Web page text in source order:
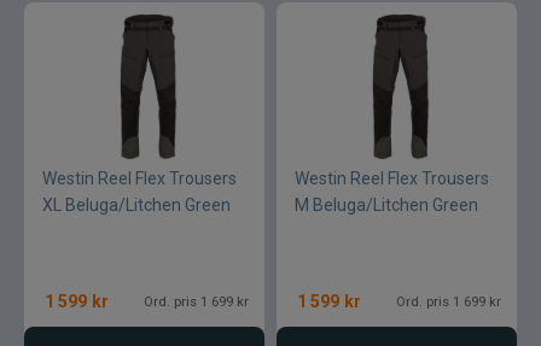
Westin Reel Flex Trousers
XL Beluga/Litchen Green
1 599 kr Ord. pris 1 699 kr
Westin Reel Flex Trousers
M Beluga/Litchen Green
1 599 kr Ord. pris 1 699 kr